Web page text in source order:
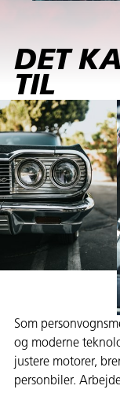
DET
TIL
Som
og moderne
justere motorer,
personbiler.